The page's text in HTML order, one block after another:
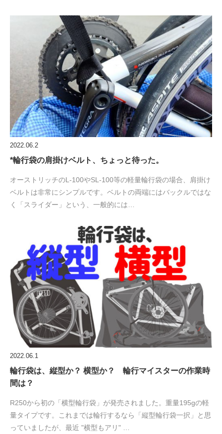
2022.06.2
*輪行袋の肩掛けベルト、ちょっと待った。
オーストリッチのL-100やSL-100等の軽量輪行袋の場合、肩掛け
ベルトは非常にシンプルです。ベルトの両端にはバックルではな
く「スライダー」という、一般的には…
2022.06.1
輪行袋は、縦型か？ 横型か？ 輪行マイスターの作業時
間は？
R250から初の「横型輪行袋」が発売されました。重量195gの軽
量タイプです。これまでは輪行するなら「縦型輪行袋一択」と思
っていましたが、最近 "横型もアリ" …